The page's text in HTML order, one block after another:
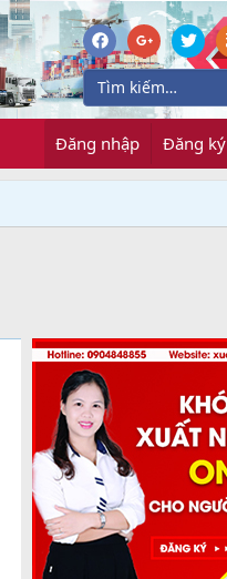
Đăng nhập Đăng ký